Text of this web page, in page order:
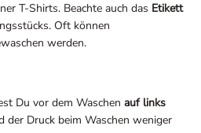
T-Shirts. Beachte auch das Etikett
Oft können
werden.
Du vor dem Waschen auf links
der Druck beim Waschen weniger